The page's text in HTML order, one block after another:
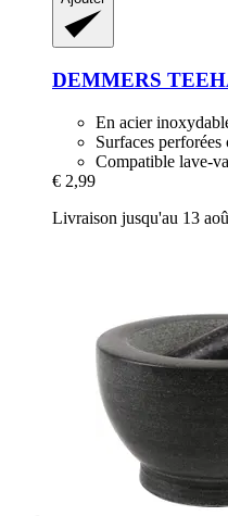
DEMMERS
En acier
Surfaces
Compatible lave-
€ 2,99
Livraison jusqu'au 13